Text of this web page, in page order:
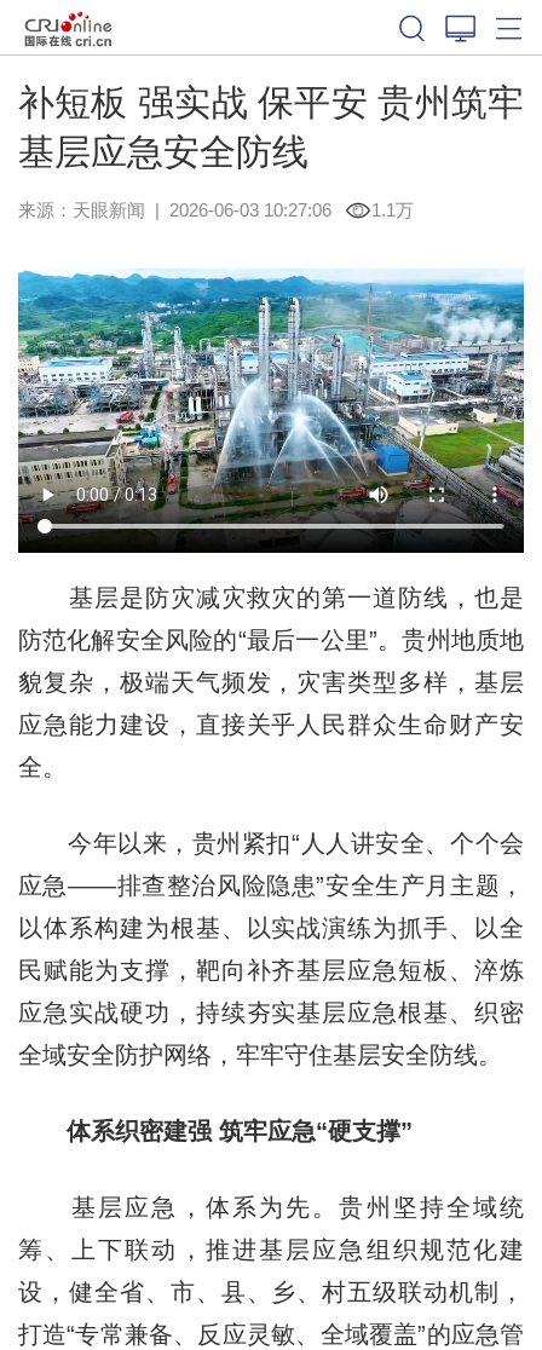
补短板 强实战 保平安 贵州筑牢
基层应急安全防线
来源： 天眼新闻 | 2026-06-03 10:27:06 1.1万
基层是防灾减灾救灾的第一道防线，也是
防范化解安全风险的“最后一公里”。贵州地质地
貌复杂，极端天气频发，灾害类型多样，基层
应急能力建设，直接关乎人民群众生命财产安
全。
今年以来，贵州紧扣“人人讲安全、个个会
应急——排查整治风险隐患”安全生产月主题，
以体系构建为根基、以实战演练为抓手、以全
民赋能为支撑，靶向补齐基层应急短板、淬炼
应急实战硬功，持续夯实基层应急根基、织密
全域安全防护网络，牢牢守住基层安全防线。
体系织密建强 筑牢应急“硬支撑”
基层应急，体系为先。贵州坚持全域统
筹、上下联动，推进基层应急组织规范化建
设，健全省、市、县、乡、村五级联动机制，
打造“专常兼备、反应灵敏、全域覆盖”的应急管